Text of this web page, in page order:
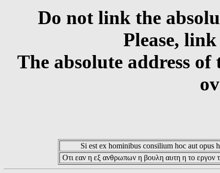
Do not link the
Please,
The absolute address
Si est ex hominibus consilium hoc aut opus
Οτι εαν η εξ ανθρωπων η βουλη αυτη η το εργον